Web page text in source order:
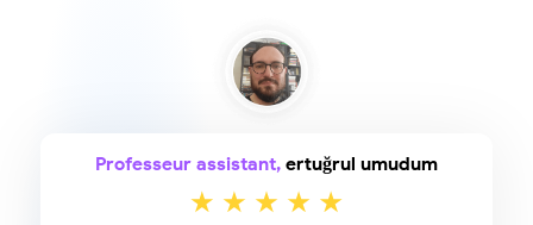
Professeur assistant, ertuğrul umudum